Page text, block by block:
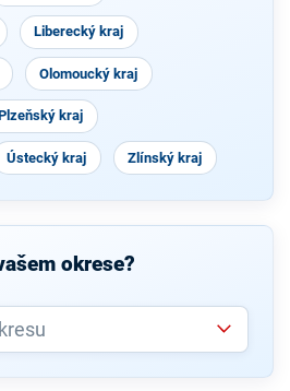
Liberecký kraj
Olomoucký kraj
kraj
Ústecký kraj Zlínský kraj
okrese?